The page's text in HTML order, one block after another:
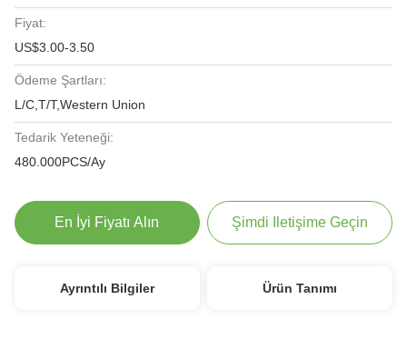
Fiyat:
US$3.00-3.50
Ödeme Şartları:
L/C,T/T,Western Union
Tedarik Yeteneği:
480.000PCS/Ay
En İyi Fiyatı Alın Şimdi Iletişime Geçin
Ayrıntılı Bilgiler Ürün Tanımı